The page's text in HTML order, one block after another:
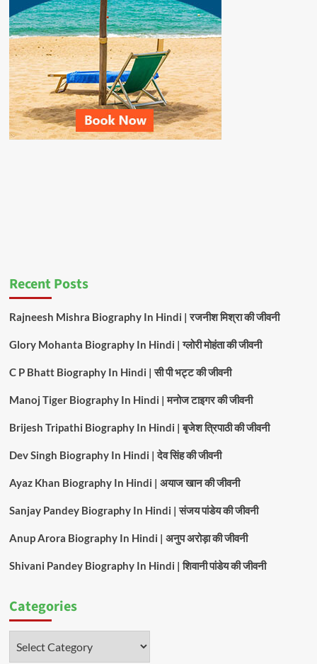
Recent Posts
Rajneesh Mishra Biography In Hindi | रजनीश मिश्रा की जीवनी
Glory Mohanta Biography In Hindi | ग्लोरी मोहंता की जीवनी
C P Bhatt Biography In Hindi | सी पी भट्ट की जीवनी
Manoj Tiger Biography In Hindi | मनोज टाइगर की जीवनी
Brijesh Tripathi Biography In Hindi | बृजेश त्रिपाठी की जीवनी
Dev Singh Biography In Hindi | देव सिंह की जीवनी
Ayaz Khan Biography In Hindi | अयाज खान की जीवनी
Sanjay Pandey Biography In Hindi | संजय पांडेय की जीवनी
Anup Arora Biography In Hindi | अनुप अरोड़ा की जीवनी
Shivani Pandey Biography In Hindi | शिवानी पांडेय की जीवनी
Categories